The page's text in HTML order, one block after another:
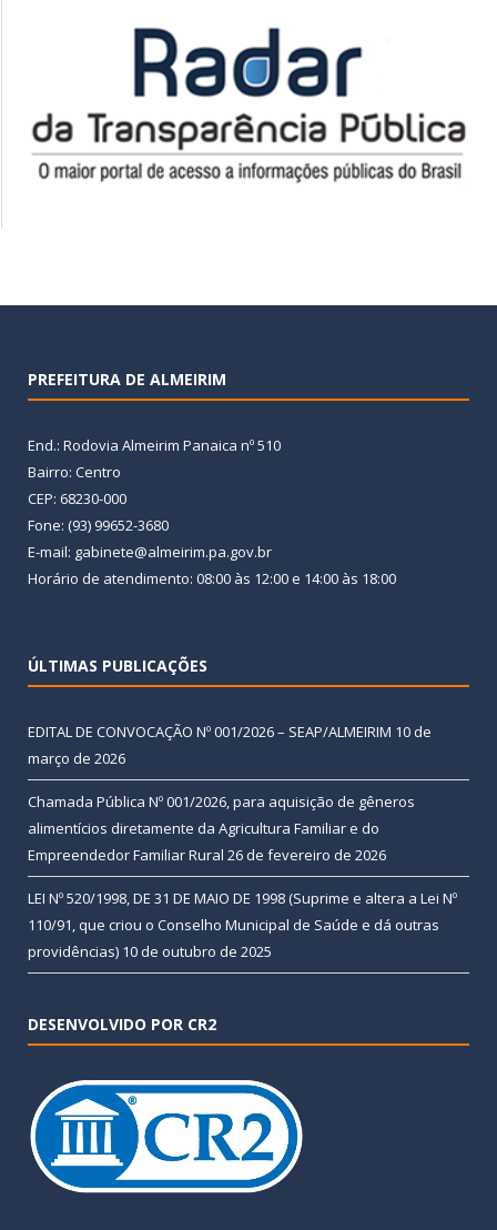
PREFEITURA DE ALMEIRIM
End.: Rodovia Almeirim Panaica nº 510
Bairro: Centro
CEP: 68230-000
Fone: (93) 99652-3680
E-mail: gabinete@almeirim.pa.gov.br
Horário de atendimento: 08:00 às 12:00 e 14:00 às 18:00
ÚLTIMAS PUBLICAÇÕES
EDITAL DE CONVOCAÇÃO Nº 001/2026 – SEAP/ALMEIRIM 10 de
março de 2026
Chamada Pública Nº 001/2026, para aquisição de gêneros
alimentícios diretamente da Agricultura Familiar e do
Empreendedor Familiar Rural 26 de fevereiro de 2026
LEI Nº 520/1998, DE 31 DE MAIO DE 1998 (Suprime e altera a Lei Nº
110/91, que criou o Conselho Municipal de Saúde e dá outras
providências) 10 de outubro de 2025
DESENVOLVIDO POR CR2